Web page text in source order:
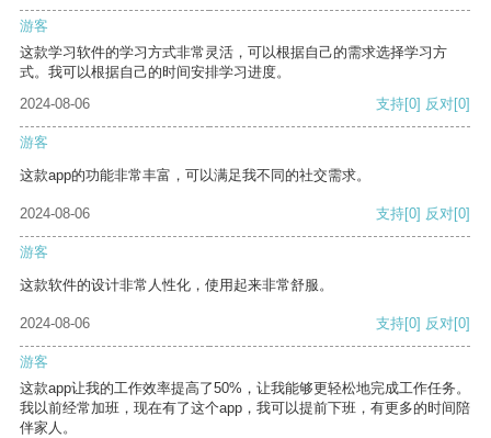
游客
这款学习软件的学习方式非常灵活，可以根据自己的需求选择学习方
式。我可以根据自己的时间安排学习进度。
2024-08-06
支持[0] 反对[0]
游客
这款app的功能非常丰富，可以满足我不同的社交需求。
2024-08-06 支持[0] 反对[0]
游客
这款软件的设计非常人性化，使用起来非常舒服。
2024-08-06 支持[0] 反对[0]
游客
这款app让我的工作效率提高了50%，让我能够更轻松地完成工作任务。
我以前经常加班，现在有了这个app，我可以提前下班，有更多的时间陪
伴家人。